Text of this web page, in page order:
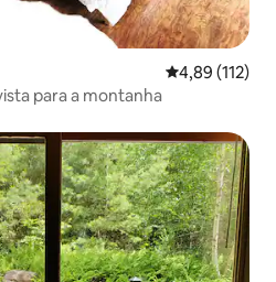
4,89 de uma
4,89 (112)
para a montanha